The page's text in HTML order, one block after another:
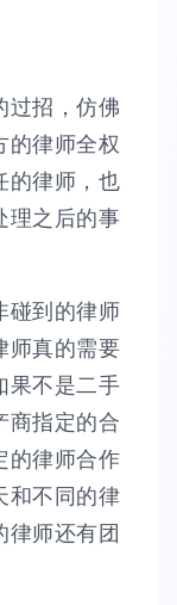
过招，仿佛
的律师全权
的律师，也
理之后的事
碰到的律师
师真的需要
果不是二手
商指定的合
的律师合作
和不同的律
律师还有团